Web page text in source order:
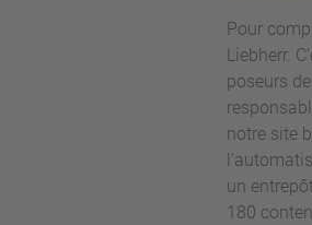
Pour
Liebherr.
poseurs
notre site
un
180